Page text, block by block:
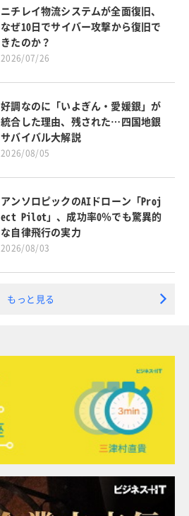
ニチレイ物流システムが全面復旧、
なぜ10日でサイバー攻撃から復旧で
きたのか？
2026/07/26
好調なのに「いよぎん・愛媛銀」が
統合した理由、残された…四国地銀
サバイバル大解説
2026/08/05
アンソロピックのAIドローン「Proj
ect Pilot」、成功率0％でも驚異的
な自律飛行の実力
2026/08/03
もっと見る